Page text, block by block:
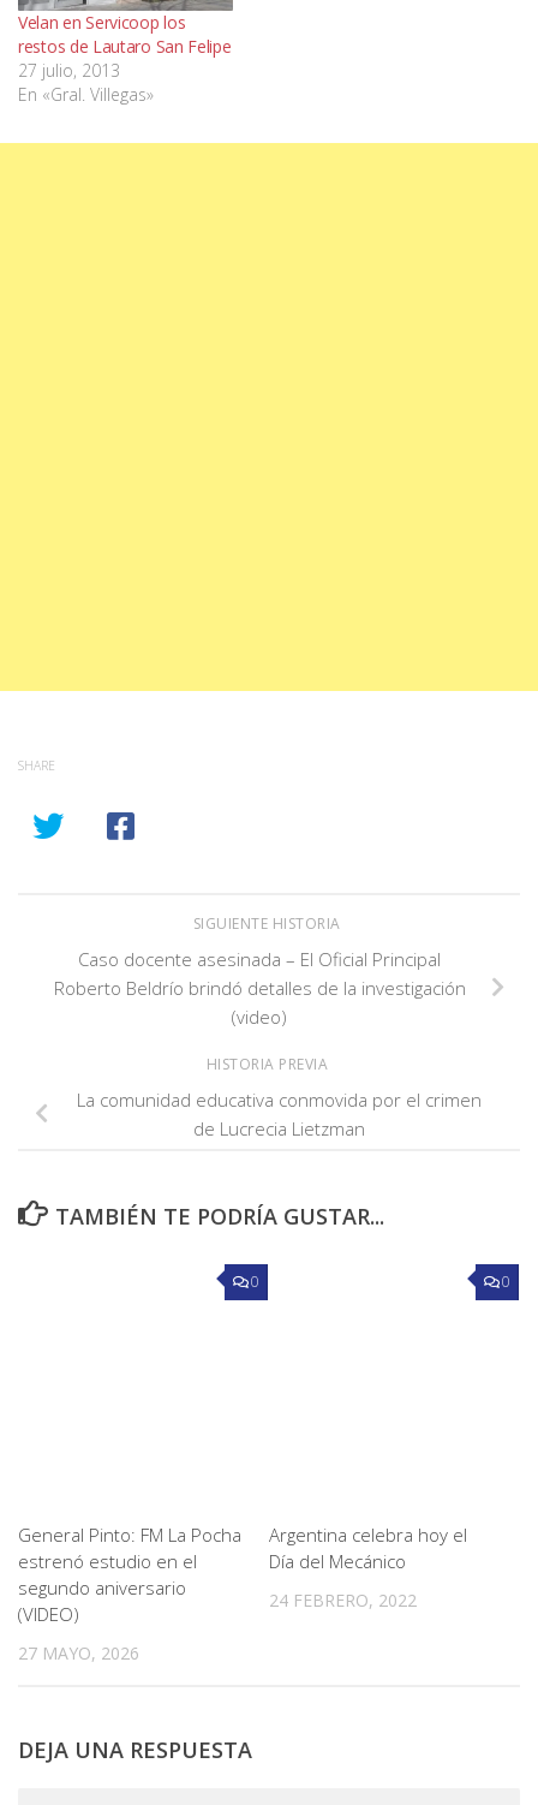
Velan en Servicoop los
restos de Lautaro San Felipe
27 julio, 2013
En «Gral. Villegas»
SHARE
SIGUIENTE HISTORIA
Caso docente asesinada – El Oficial Principal
Roberto Beldrío brindó detalles de la investigación
(video)
HISTORIA PREVIA
La comunidad educativa conmovida por el crimen
de Lucrecia Lietzman
TAMBIÉN TE PODRÍA GUSTAR...
0
General Pinto: FM La Pocha
estrenó estudio en el
segundo aniversario
(VIDEO)
27 MAYO, 2026
0
Argentina celebra hoy el
Día del Mecánico
24 FEBRERO, 2022
DEJA UNA RESPUESTA